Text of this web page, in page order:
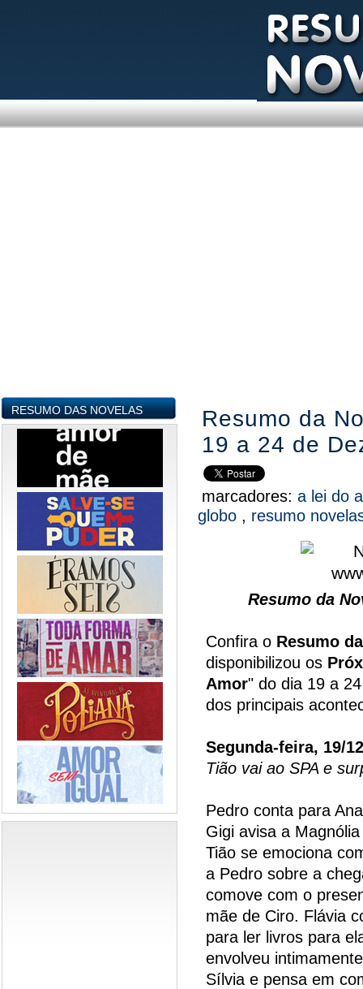
RESUMO DAS NOVELAS
Resumo da
19 a 24 de
marcadores: a lei do
globo , resumo
Resumo da
Confira o Resumo
disponibilizou os
Amor" do dia 19 a
dos principais
Segunda-feira, 19/
Tião vai ao SPA e
Pedro conta para
Gigi avisa a
Tião se emociona
a Pedro sobre a
comove com o
mãe de Ciro. Flávia
para ler livros para
envolveu
Sílvia e pensa em